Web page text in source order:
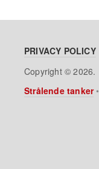
PRIVACY POLICY
Copyright © 2026.
Strålende tanker•